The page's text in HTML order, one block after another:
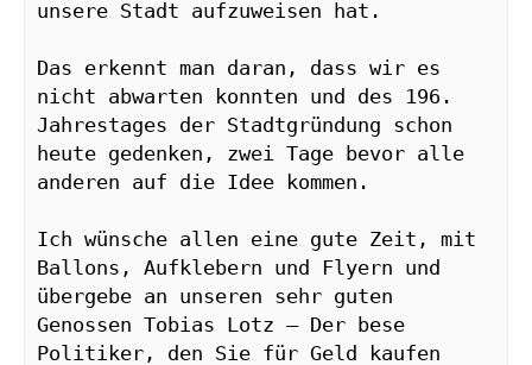
unsere Stadt aufzuweisen hat.
Das erkennt man daran, dass wir es
nicht abwarten konnten und des 196.
Jahrestages der Stadtgründung schon
heute gedenken, zwei Tage bevor alle
anderen auf die Idee kommen.
Ich wünsche allen eine gute Zeit, mit
Ballons, Aufklebern und Flyern und
übergebe an unseren sehr guten
Genossen Tobias Lotz – Der bese
Politiker, den Sie für Geld kaufen